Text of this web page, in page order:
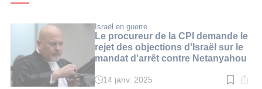
Israël en guerre
Le procureur de la CPI demande le
rejet des objections d'Israël sur le
mandat d'arrêt contre Netanyahou
Temps
14 janv. 2025